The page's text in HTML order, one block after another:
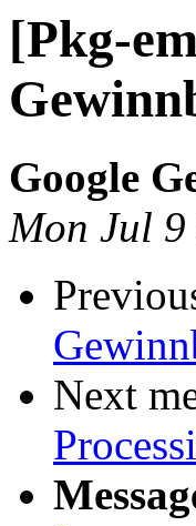
[Pkg-
Google
Mon Jul
Next